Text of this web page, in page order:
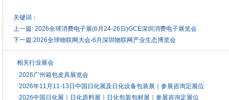
关键词：
上一篇: 2026全球消费电子展(6月24-26日)GCE深圳消费电子展览会
下一篇:2026全球物联网大会-6月深圳物联网产业生态博览会
相关行业展会
·2026广州箱包皮具展览会
·2026年11月11-13日中国日化展及日化设备包装展｜参展咨询定展位
·2026中国日化展｜日化原料展｜日化包装包材展｜参展咨询定展位